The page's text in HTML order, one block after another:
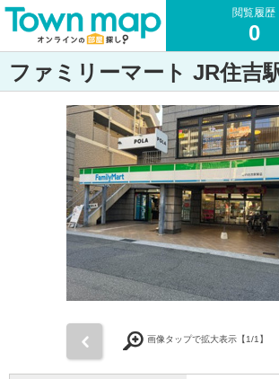
閲覧履歴
0
ファミリーマート JR住吉
画像タップで拡大表示【1/1】